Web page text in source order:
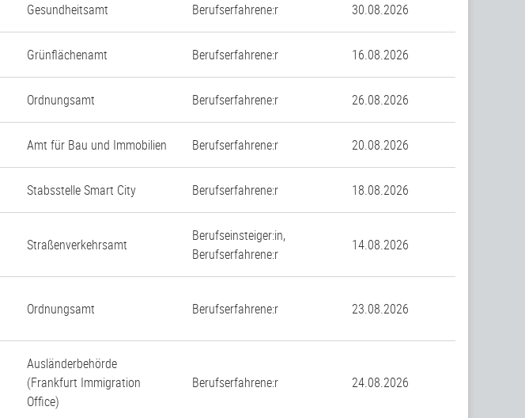
Gesundheitsamt Berufserfahrene:r 30.08.2026
Grünflächenamt Berufserfahrene:r 16.08.2026
Ordnungsamt Berufserfahrene:r 26.08.2026
Amt für Bau und Immobilien Berufserfahrene:r 20.08.2026
Stabsstelle Smart City Berufserfahrene:r 18.08.2026
Straßenverkehrsamt
Berufseinsteiger:in,
Berufserfahrene:r
14.08.2026
Ordnungsamt Berufserfahrene:r 23.08.2026
Ausländerbehörde
(Frankfurt Immigration
Office)
Berufserfahrene:r 24.08.2026